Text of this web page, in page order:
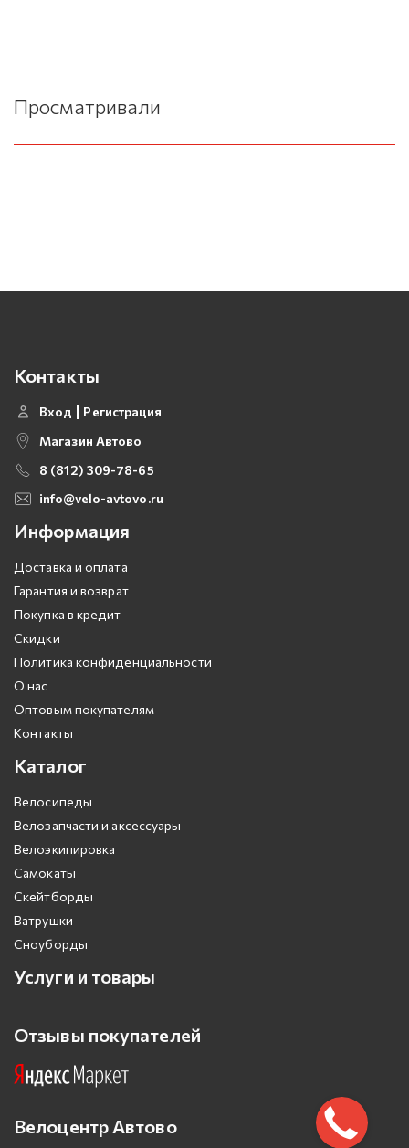
Просматривали
Контакты
Вход
Регистрация
Магазин Автово
8 (812) 309-78-65
info@velo-avtovo.ru
Информация
Доставка и оплата
Гарантия и возврат
Покупка в кредит
Скидки
Политика конфиденциальности
О нас
Оптовым покупателям
Контакты
Каталог
Велосипеды
Велозапчасти и аксессуары
Велоэкипировка
Самокаты
Скейтборды
Ватрушки
Сноуборды
Услуги и товары
Отзывы покупателей
Велоцентр Автово